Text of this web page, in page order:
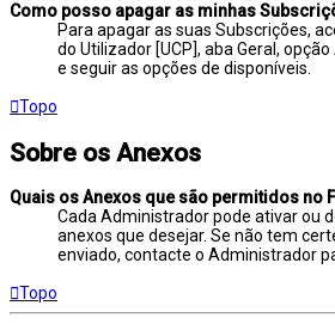
Como posso apagar as minhas
Para apagar as suas Subscrições,
do Utilizador [UCP], aba Geral,
e seguir as opções de disponíveis.
Topo
Sobre os Anexos
Quais os Anexos que são permitidos no
Cada Administrador pode ativar ou
anexos que desejar. Se não tem
enviado, contacte o Administrador
Topo